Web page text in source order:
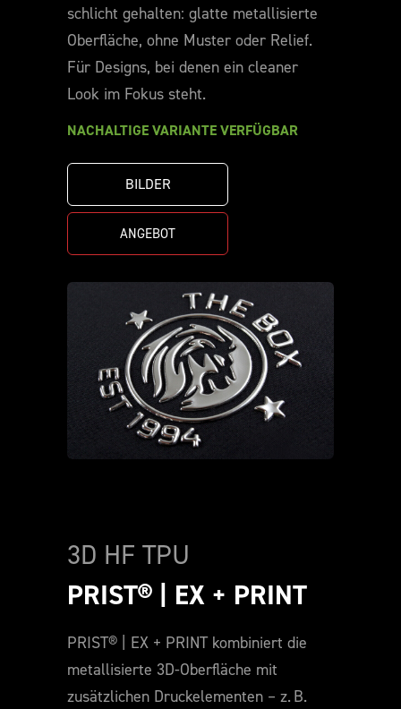
schlicht gehalten: glatte metallisierte
Oberfläche, ohne Muster oder Relief.
Für Designs, bei denen ein cleaner
Look im Fokus steht.
NACHALTIGE VARIANTE VERFÜGBAR
BILDER
ANGEBOT
3D HF TPU
PRIST® | EX + PRINT
PRIST® | EX + PRINT kombiniert die
metallisierte 3D-Oberfläche mit
zusätzlichen Druckelementen – z. B.